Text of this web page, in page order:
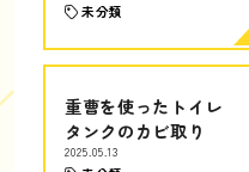
未分類
重曹を使ったトイレ
タンクのカビ取り
2025.05.13